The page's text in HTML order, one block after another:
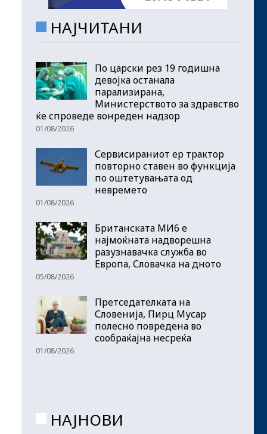
НАЈЧИТАНИ
По царски рез 19 годишна
девојка останала
парализирана,
Министерството за здравство
ќе спроведе вонреден надзор
01/08/2026
Сервисираниот ер трактор
повторно ставен во функција
по оштетувањата од
невремето
01/08/2026
Британската МИ6 е
најмоќната надворешна
разузнавачка служба во
Европа, Словачка на дното
05/08/2026
Претседателката на
Словенија, Пирц Мусар
полесно повредена во
сообраќајна несреќа
01/08/2026
НАЈНОВИ